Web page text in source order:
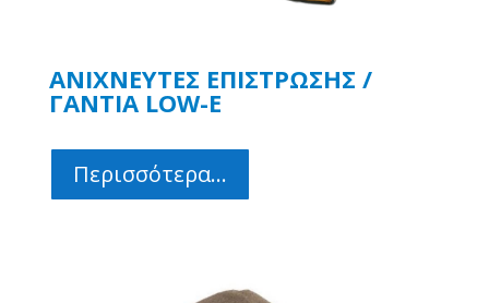
ΑΝΙΧΝΕΥΤΕΣ ΕΠΙΣΤΡΩΣΗΣ /
ΓΑΝΤΙΑ LOW-E
Περισσότερα...